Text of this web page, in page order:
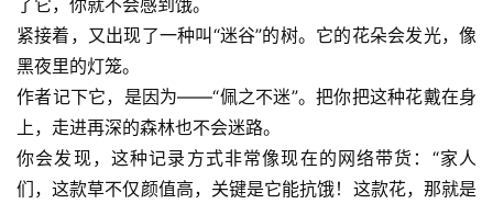
了它，你就不会感到饿。
紧接着，又出现了一种叫“迷谷”的树。它的花朵会发光，像
黑夜里的灯笼。
作者记下它，是因为——“佩之不迷”。把你把这种花戴在身
上，走进再深的森林也不会迷路。
你会发现，这种记录方式非常像现在的网络带货：“家人
们，这款草不仅颜值高，关键是它能抗饿！这款花，那就是